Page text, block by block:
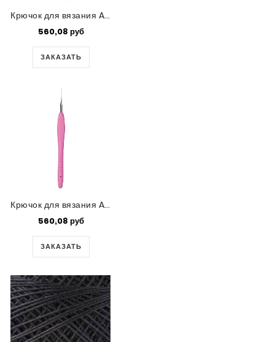
Крючок для вязания Amour №0.75
560,08 руб
ЗАКАЗАТЬ
Крючок для вязания Amour №0.6
560,08 руб
ЗАКАЗАТЬ